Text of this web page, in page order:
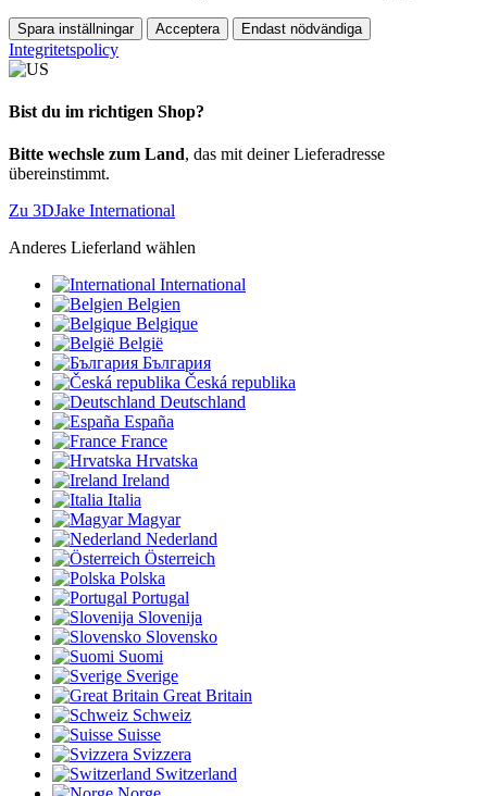
Spara inställningar Acceptera Endast nödvändiga
Integritetspolicy
Bist du im richtigen Shop?
Bitte wechsle zum Land, das mit deiner Lieferadresse
übereinstimmt.
Zu 3DJake International
Anderes Lieferland wählen
International
Belgien
Belgique
België
България
Česká republika
Deutschland
España
France
Hrvatska
Ireland
Italia
Magyar
Nederland
Österreich
Polska
Portugal
Slovenija
Slovensko
Suomi
Sverige
Great Britain
Schweiz
Suisse
Svizzera
Switzerland